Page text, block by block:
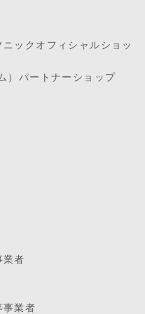
ックオフィシャルショッ
）パートナーショップ
業者
事業者